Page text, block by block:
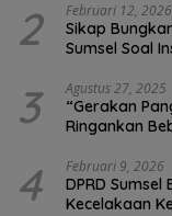
2 Februari 12, 2026
Sikap
Sumsel Soal
3 Agustus 27, 2025
“Gerakan
Ringankan
4 Februari 9, 2026
DPRD
Kecelakaan